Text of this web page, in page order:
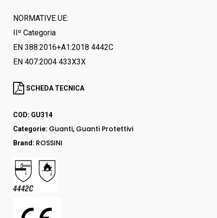
NORMATIVE UE:
IIº Categoria
EN 388:2016+A1:2018 4442C
EN 407:2004 433X3X
SCHEDA TECNICA
COD: GU314
Categorie: Guanti, Guanti Protettivi
Brand: ROSSINI